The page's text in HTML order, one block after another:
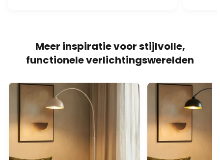
Meer inspiratie voor stijlvolle,
functionele verlichtingswerelden